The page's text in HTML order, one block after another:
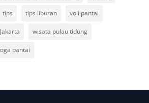
tips tips liburan voli pantai
wisata pulau tidung
pantai